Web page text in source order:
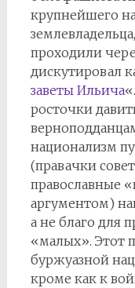
крупнейшего
проходили
дискутировал
заветы Ильича
росточки
национализм
(правачки
православные
аргументом)
а не благо для
«малых». Этот
буржуазной
кроме как к